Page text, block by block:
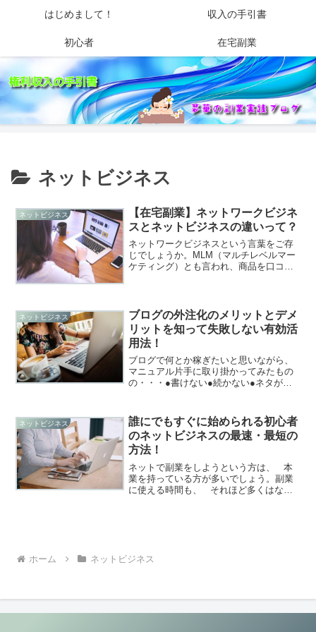
はじめまして！ 収入の手引書
初心者 在宅副業
ネットビジネス
ネットビジネス
【在宅副業】ネットワークビジネ
スとネットビジネスの違いって？
ネットワークビジネスという言葉をご存
じでしょうか。MLM（マルチレベルマー
ケティング）とも言われ、商品を口コミ
ーケティング（MLM）...
ネットビジネス
ブログの外注化のメリットとデメ
リットを知って失敗しない有効活
用法！
ブログで何とか稼ぎたいと思いながら、
マニュアル片手に取り掛かってみたもの
の・・・●書けない●続かない●ネタがな
って2度3度と挑戦してみましたが・・・
外注さんに依頼す...
ネットビジネス
誰にでもすぐに始められる初心者
のネットビジネスの最速・最短の
方法！
ネットで副業をしようという方は、 本
業を持っている方が多いでしょう。副業
に使える時間も、 それほど多くはない
ホーム ネットビジネス